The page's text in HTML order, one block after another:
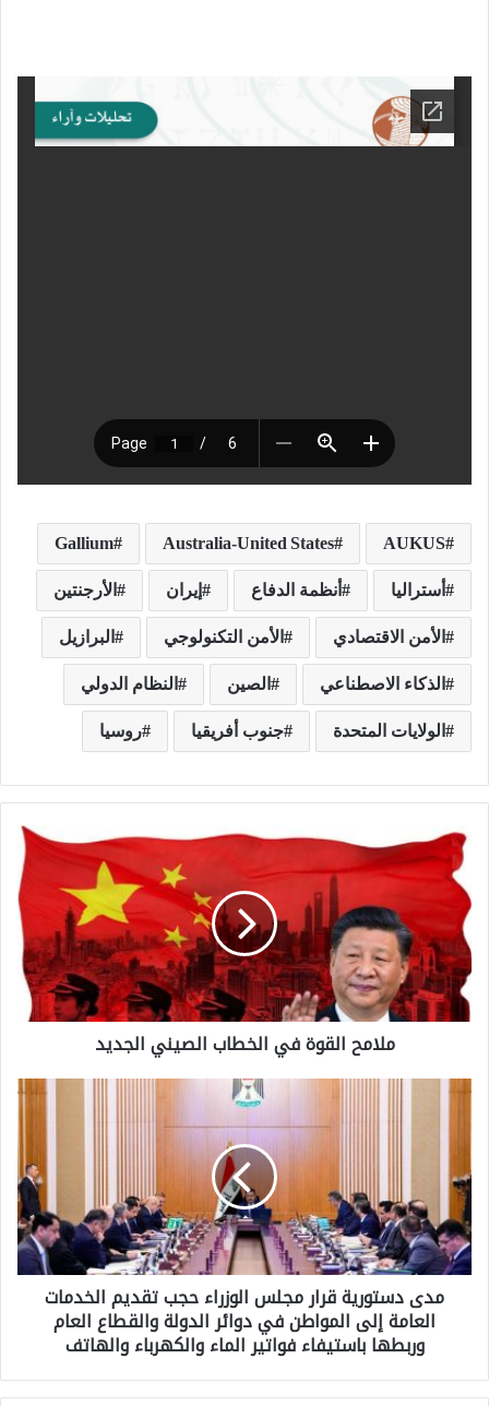
AUKUS
Australia-United States
Gallium
أستراليا أنظمة الدفاع إيران الأرجنتين
الأمن الاقتصادي الأمن التكنولوجي البرازيل
الذكاء الاصطناعي الصين النظام الدولي
الولايات المتحدة جنوب أفريقيا روسيا
م
ا
م
ح
ا
ف
ي
ا
ل
ب
ملامح القوة في الخطاب الصيني الجديد
م
د
س
ت
مدى دستورية قرار مجلس الوزراء حجب تقديم الخدمات
العامة إلى المواطن في دوائر الدولة والقطاع العام
وربطها باستيفاء فواتير الماء والكهرباء والهاتف